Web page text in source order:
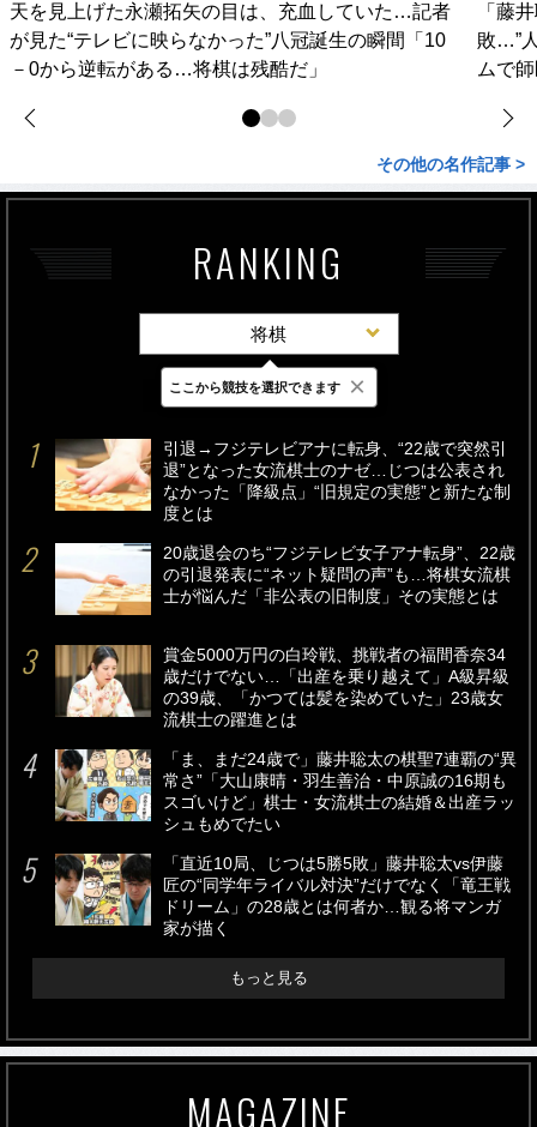
天を見上げた永瀬拓矢の目は、充血していた…記者
が見た“テレビに映らなかった”八冠誕生の瞬間「10
－0から逆転がある…将棋は残酷だ」
「藤
敗…”
ムで
その他の名作記事 >
RANKING
将棋
最新 24時間 週間
引退→フジテレビアナに転身、“22歳で突然引
退”となった女流棋士のナゼ…じつは公表され
なかった「降級点」“旧規定の実態”と新たな制
度とは
20歳退会のち“フジテレビ女子アナ転身”、22歳
の引退発表に“ネット疑問の声”も…将棋女流棋
士が悩んだ「非公表の旧制度」その実態とは
賞金5000万円の白玲戦、挑戦者の福間香奈34
歳だけでない…「出産を乗り越えて」A級昇級
の39歳、「かつては髪を染めていた」23歳女
流棋士の躍進とは
「ま、まだ24歳で」藤井聡太の棋聖7連覇の“異
常さ”「大山康晴・羽生善治・中原誠の16期も
スゴいけど」棋士・女流棋士の結婚＆出産ラッ
シュもめでたい
「直近10局、じつは5勝5敗」藤井聡太vs伊藤
匠の“同学年ライバル対決”だけでなく「竜王戦
ドリーム」の28歳とは何者か…観る将マンガ
家が描く
もっと見る
MAGAZINE
ここから競技を選択できます ×